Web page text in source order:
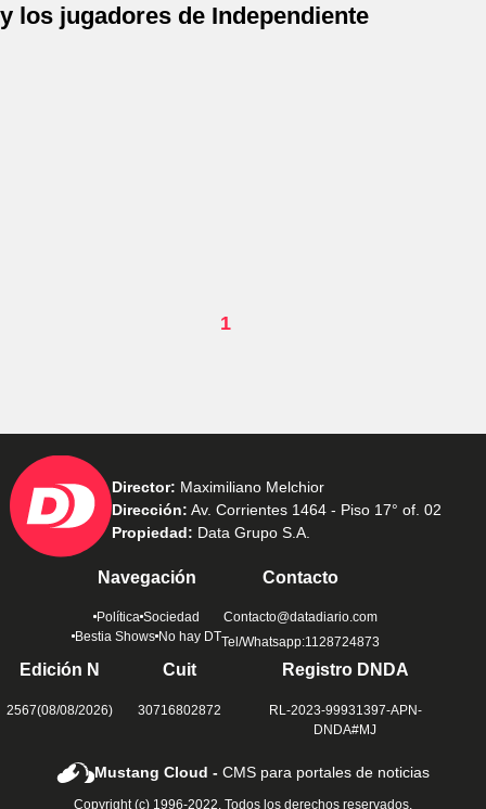
y los jugadores de Independiente
1
Director: Maximiliano Melchior
Dirección: Av. Corrientes 1464 - Piso 17° of. 02
Propiedad: Data Grupo S.A.
Navegación
Política Sociedad
Bestia Shows No hay DT
Contacto
Contacto@datadiario.com
Tel/Whatsapp:1128724873
Edición N
2567(08/08/2026)
Cuit
30716802872
Registro DNDA
RL-2023-99931397-APN-
DNDA#MJ
Mustang Cloud -CMS para portales de noticias
Copyright (c) 1996-2022. Todos los derechos reservados.